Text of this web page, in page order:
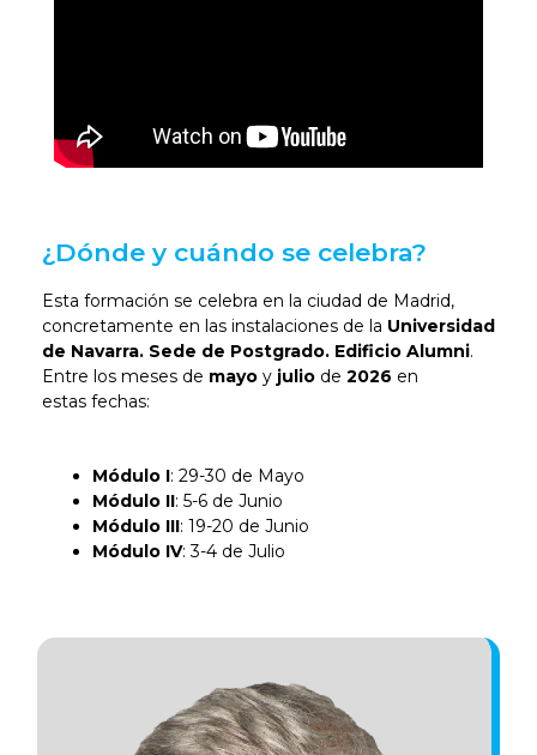
¿Dónde y cuándo se celebra?
Esta formación se celebra en la ciudad de Madrid,
concretamente en las instalaciones de la Universidad
de Navarra. Sede de Postgrado. Edificio Alumni.
Entre los meses de mayo y julio de 2026 en
estas fechas:
Módulo I: 29-30 de Mayo
Módulo II: 5-6 de Junio
Módulo III: 19-20 de Junio
Módulo IV: 3-4 de Julio